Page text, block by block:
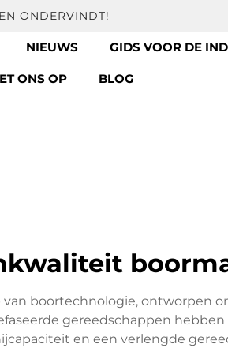
ONDERVINDT!
NIEUWS GIDS VOOR DE
ONS OP BLOG
boortechnologie, ontworpen
gereedschappen
en een verlengde